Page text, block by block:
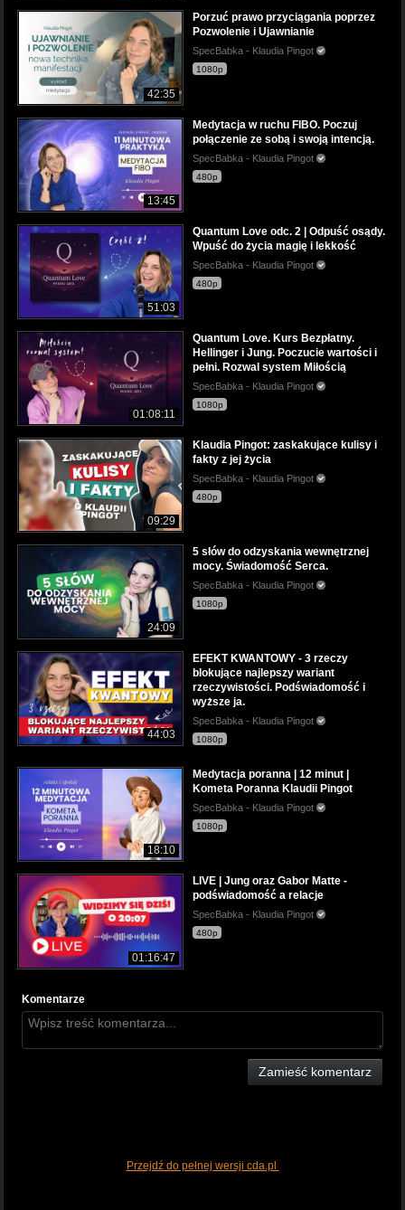
42:35
Porzuć prawo przyciągania poprzez
Pozwolenie i Ujawnianie
SpecBabka - Klaudia Pingot
1080p
13:45
Medytacja w ruchu FIBO. Poczuj
połączenie ze sobą i swoją intencją.
SpecBabka - Klaudia Pingot
480p
51:03
Quantum Love odc. 2 | Odpuść osądy.
Wpuść do życia magię i lekkość
SpecBabka - Klaudia Pingot
480p
01:08:11
Quantum Love. Kurs Bezpłatny.
Hellinger i Jung. Poczucie wartości i
pełni. Rozwal system Miłością
SpecBabka - Klaudia Pingot
1080p
09:29
Klaudia Pingot: zaskakujące kulisy i
fakty z jej życia
SpecBabka - Klaudia Pingot
480p
24:09
5 słów do odzyskania wewnętrznej
mocy. Świadomość Serca.
SpecBabka - Klaudia Pingot
1080p
44:03
EFEKT KWANTOWY - 3 rzeczy
blokujące najlepszy wariant
rzeczywistości. Podświadomość i
wyższe ja.
SpecBabka - Klaudia Pingot
1080p
18:10
Medytacja poranna | 12 minut |
Kometa Poranna Klaudii Pingot
SpecBabka - Klaudia Pingot
1080p
01:16:47
LIVE | Jung oraz Gabor Matte -
podświadomość a relacje
SpecBabka - Klaudia Pingot
480p
Komentarze
Zamieść komentarz
Przejdź do pełnej wersji cda.pl